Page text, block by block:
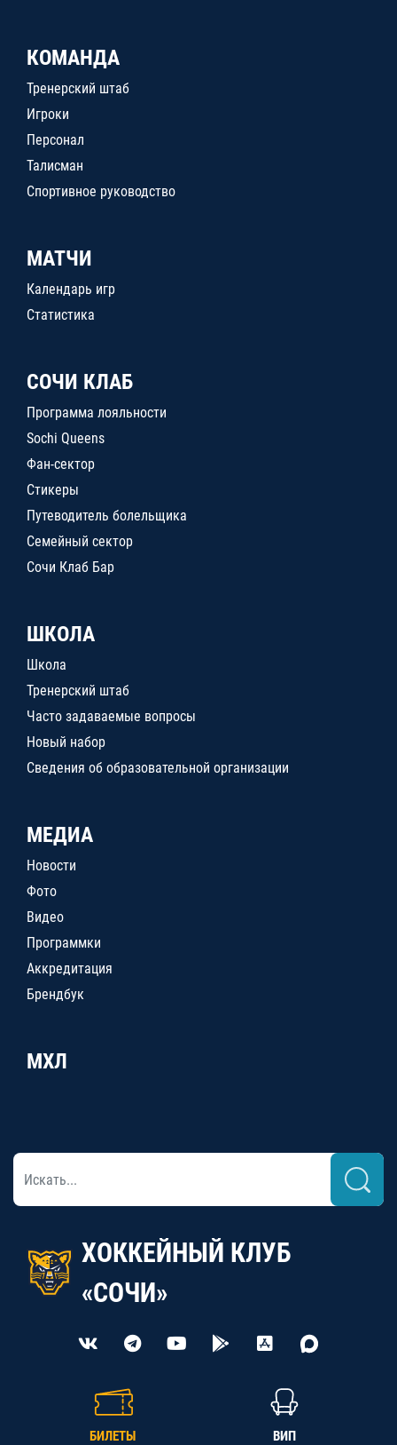
КОМАНДА
Тренерский штаб
Игроки
Персонал
Талисман
Спортивное руководство
МАТЧИ
Календарь игр
Статистика
СОЧИ КЛАБ
Программа лояльности
Sochi Queens
Фан-сектор
Стикеры
Путеводитель болельщика
Семейный сектор
Сочи Клаб Бар
ШКОЛА
Школа
Тренерский штаб
Часто задаваемые вопросы
Новый набор
Сведения об образовательной организации
МЕДИА
Новости
Фото
Видео
Программки
Аккредитация
Брендбук
МХЛ
ХОККЕЙНЫЙ КЛУБ
«СОЧИ»
БИЛЕТЫ ВИП